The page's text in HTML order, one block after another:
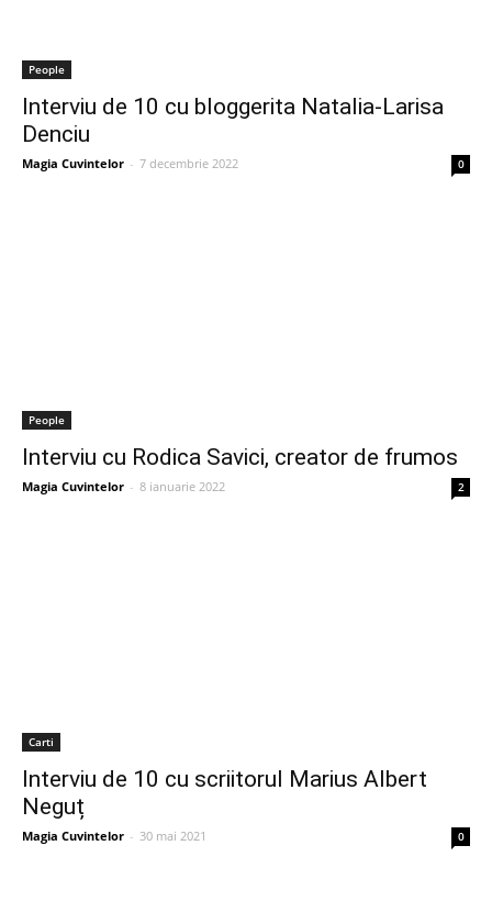
People
Interviu de 10 cu bloggerita Natalia-Larisa
Denciu
Magia Cuvintelor - 7 decembrie 2022 0
People
Interviu cu Rodica Savici, creator de frumos
Magia Cuvintelor - 8 ianuarie 2022 2
Carti
Interviu de 10 cu scriitorul Marius Albert
Neguț
Magia Cuvintelor - 30 mai 2021 0